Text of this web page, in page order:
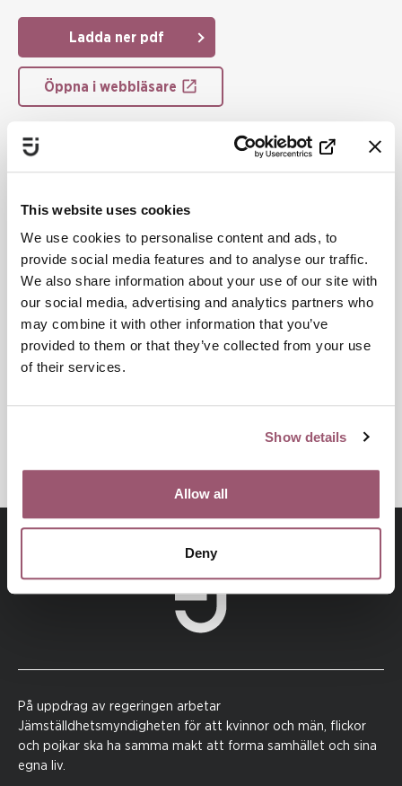
This website uses cookies
We use cookies to personalise content and ads, to
provide social media features and to analyse our traffic.
We also share information about your use of our site with
our social media, advertising and analytics partners who
may combine it with other information that you’ve
provided to them or that they’ve collected from your use
of their services.
Show details
Allow all
Deny
Ladda ner pdf
Öppna i webbläsare
EKONOMI
Publiceringsdatum:31 mars 2022
På uppdrag av regeringen arbetar
Jämställdhetsmyndigheten för att kvinnor och män, flickor
och pojkar ska ha samma makt att forma samhället och sina
egna liv.